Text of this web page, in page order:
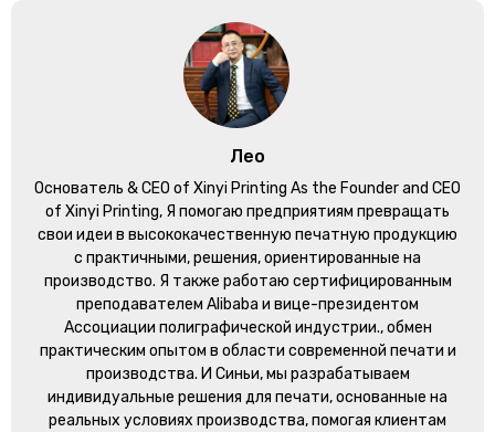
Лео
Основатель &CEO of Xinyi Printing As the Founder and CEO
of Xinyi Printing, Я помогаю предприятиям превращать
свои идеи в высококачественную печатную продукцию
с практичными, решения, ориентированные на
производство. Я также работаю сертифицированным
преподавателем Alibaba и вице-президентом
Ассоциации полиграфической индустрии., обмен
практическим опытом в области современной печати и
производства. И Синьи, мы разрабатываем
индивидуальные решения для печати, основанные на
реальных условиях производства, помогая клиентам